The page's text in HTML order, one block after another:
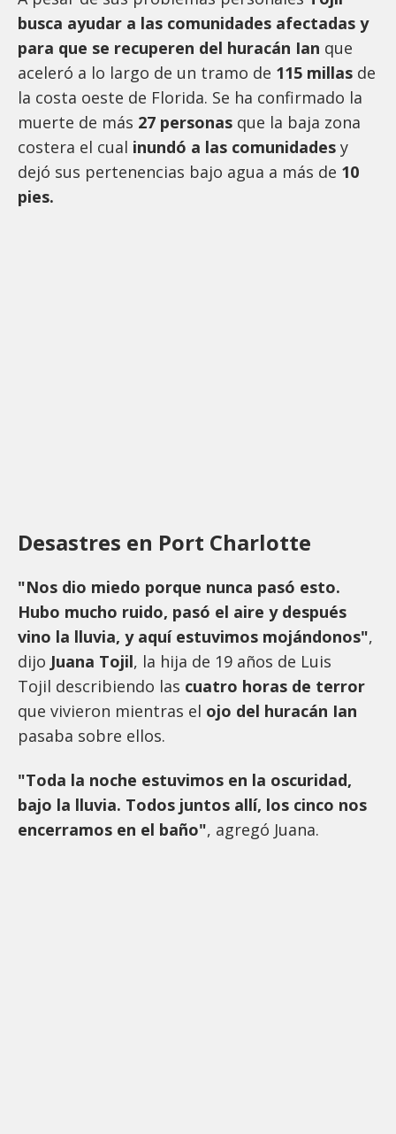
busca ayudar a las comunidades afectadas y
para que se recuperen del huracán Ian que
aceleró a lo largo de un tramo de 115 millas de
la costa oeste de Florida. Se ha confirmado la
muerte de más 27 personas que la baja zona
costera el cual inundó a las comunidades y
dejó sus pertenencias bajo agua a más de 10
pies.
Desastres en Port Charlotte
"Nos dio miedo porque nunca pasó esto.
Hubo mucho ruido, pasó el aire y después
vino la lluvia, y aquí estuvimos mojándonos",
dijo Juana Tojil, la hija de 19 años de Luis
Tojil describiendo las cuatro horas de terror
que vivieron mientras el ojo del huracán Ian
pasaba sobre ellos.
"Toda la noche estuvimos en la oscuridad,
bajo la lluvia. Todos juntos allí, los cinco nos
encerramos en el baño", agregó Juana.